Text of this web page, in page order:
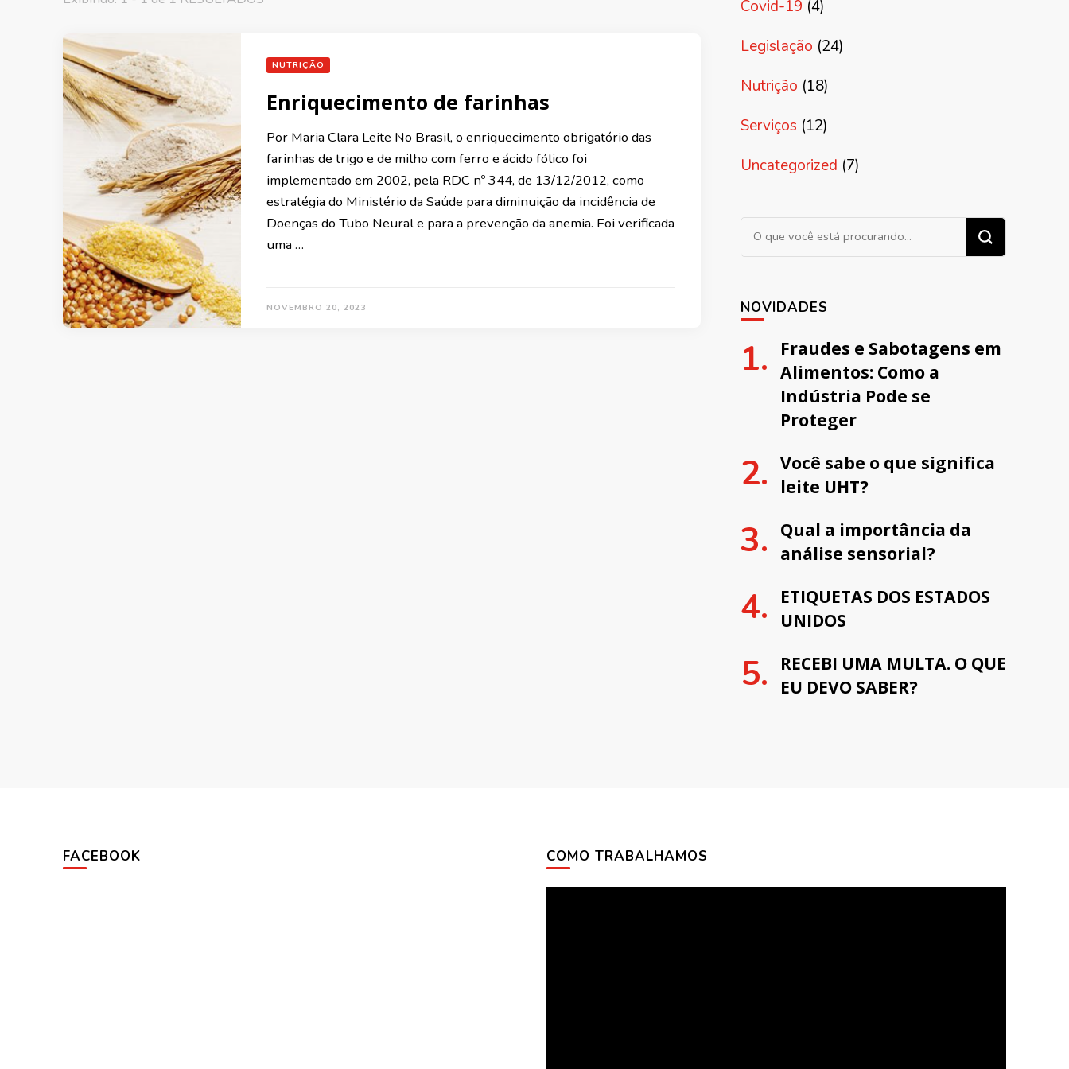
NUTRIÇÃO
Enriquecimento de farinhas
Por Maria Clara Leite No Brasil, o enriquecimento obrigatório das
farinhas de trigo e de milho com ferro e ácido fólico foi
implementado em 2002, pela RDC nº 344, de 13/12/2012, como
estratégia do Ministério da Saúde para diminuição da incidência de
Doenças do Tubo Neural e para a prevenção da anemia. Foi verificada
uma …
NOVEMBRO 20, 2023
Covid-19 (4)
Legislação (24)
Nutrição (18)
Serviços (12)
Uncategorized (7)
Procurando algo?
NOVIDADES
Fraudes e Sabotagens em
Alimentos: Como a
Indústria Pode se
Proteger
Você sabe o que significa
leite UHT?
Qual a importância da
análise sensorial?
ETIQUETAS DOS ESTADOS
UNIDOS
RECEBI UMA MULTA. O QUE
EU DEVO SABER?
FACEBOOK COMO TRABALHAMOS